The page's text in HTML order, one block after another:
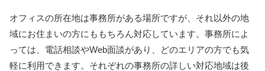
オフィスの所在地は事務所がある場所ですが、それ以外の地
域にお住まいの方にももちろん対応しています。事務所によ
っては、電話相談やWeb面談があり、どのエリアの方でも気
軽に利用できます。それぞれの事務所の詳しい対応地域は後